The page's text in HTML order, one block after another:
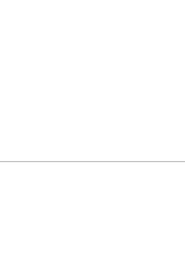
bekrefte
sist ble kjørt.
av en
viser
ble fullført,